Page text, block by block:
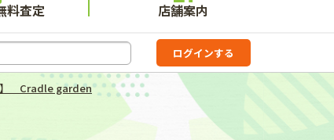
料査定 店舗案内
】 Cradle garden